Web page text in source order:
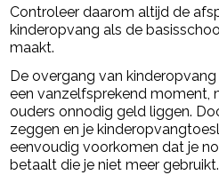
Controleer daarom altijd de
kinderopvang als de
maakt.
De overgang van
een vanzelfsprekend moment,
ouders onnodig geld liggen.
zeggen en je
eenvoudig voorkomen dat je
betaalt die je niet meer gebruikt.